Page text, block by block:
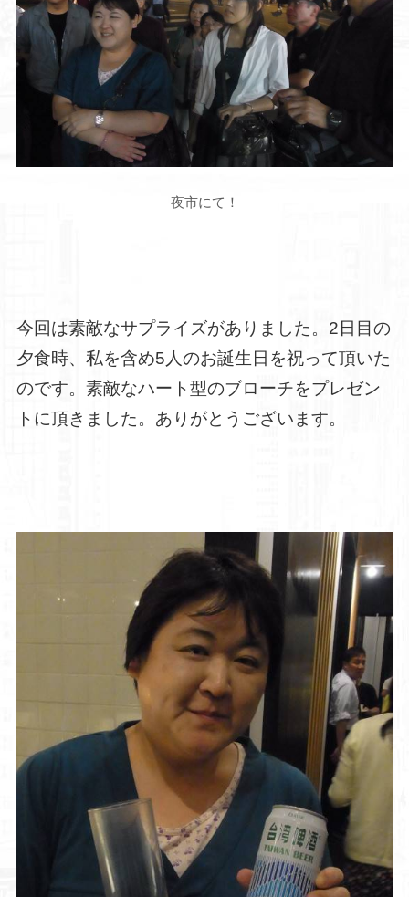
夜市にて！
今回は素敵なサプライズがありました。2日目の
夕食時、私を含め5人のお誕生日を祝って頂いた
のです。素敵なハート型のブローチをプレゼン
トに頂きました。ありがとうございます。